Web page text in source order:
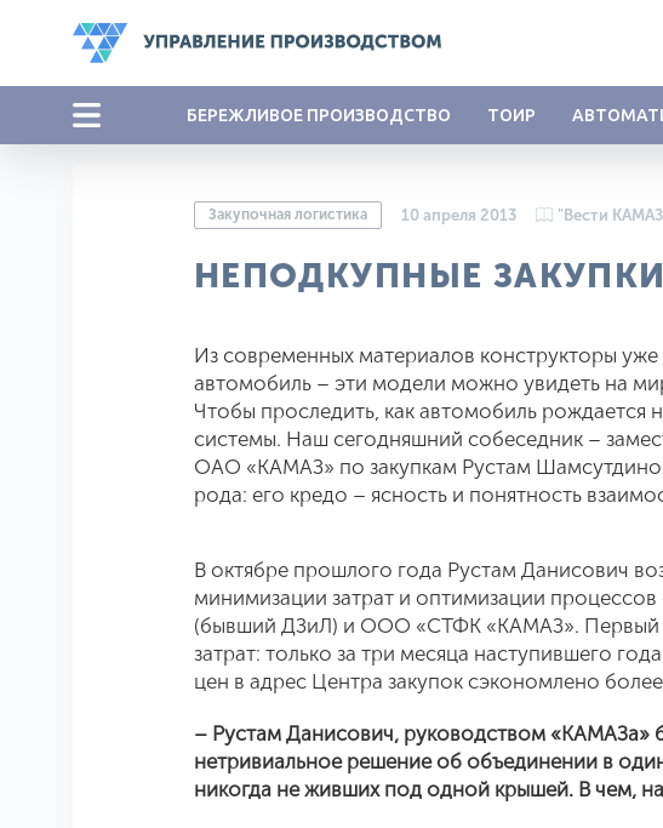
БЕРЕЖЛИВОЕ ПРОИЗВОДСТВО ТОИР
Закупочная логистика 10 апреля 2013 "Вести
НЕПОДКУПНЫЕ
Из современных материалов конструкторы
автомобиль – эти модели можно увидеть на
Чтобы проследить, как автомобиль рождается
системы. Наш сегодняшний собеседник –
ОАО «КАМАЗ» по закупкам Рустам
рода: его кредо – ясность и понятность
В октябре прошлого года Рустам Данисович
минимизации затрат и оптимизации
(бывший ДЗиЛ) и ООО «СТФК «КАМАЗ». Первый
затрат: только за три месяца наступившего
цен в адрес Центра закупок сэкономлено
– Рустам Данисович, руководством «КАМАЗа»
нетривиальное решение об объединении в
никогда не живших под одной крышей. В чем, на